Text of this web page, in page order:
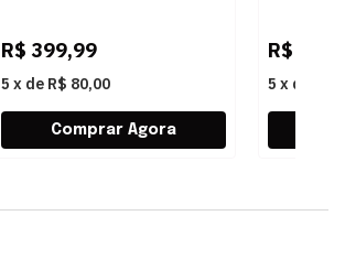
R$ 399,99
5 x de R$ 80,00
R$
5 x de